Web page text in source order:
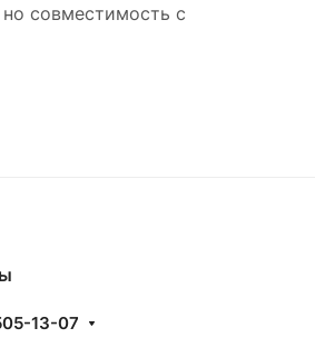
совместимость с
13-07